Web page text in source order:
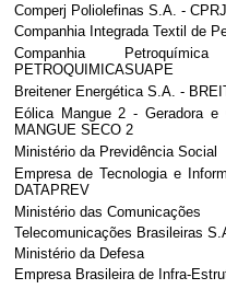
Comperj Poliolefinas S.A. -
Companhia Integrada Textil de
Companhia
PETROQUIMICASUAPE
Breitener Energética S.A. -
Eólica Mangue 2 - Geradora
MANGUE SECO 2
Ministério da Previdência Social
Empresa de Tecnologia e
DATAPREV
Ministério das Comunicações
Telecomunicações Brasileiras
Ministério da Defesa
Empresa Brasileira de Infra-